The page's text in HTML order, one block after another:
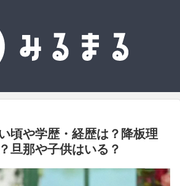
頃や学歴・経歴は？降板理
旦那や子供はいる？